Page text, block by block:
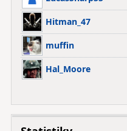
Hitman_47
muffin
Hal_Moore